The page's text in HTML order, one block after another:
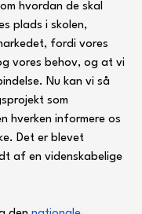
hvordan de skal
plads i skolen,
fordi vores
vores behov, og at vi
Nu kan vi så
som
hverken informere os
Det er blevet
af en videnskabelige